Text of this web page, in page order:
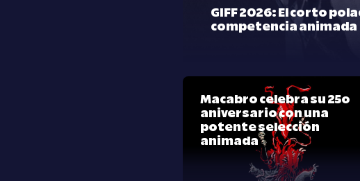
GIFF 2026: El corto
competencia animada
Macabro celebra su 25º
aniversario con una
potente selección
animada